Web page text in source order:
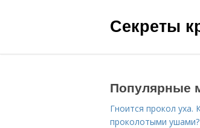
Секреты
Популярные
Гноится прокол уха.
проколотыми ушами?